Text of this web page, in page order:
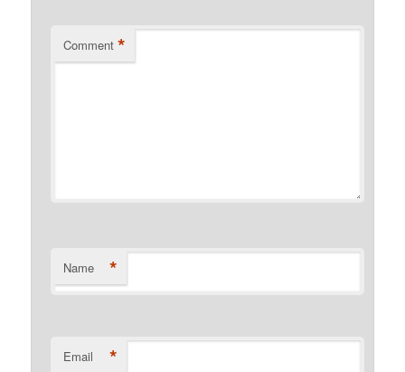
Comment *
Name *
Email *